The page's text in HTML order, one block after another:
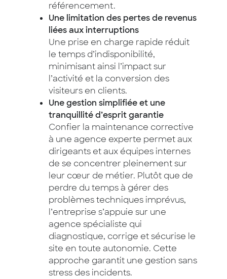
référencement.
Une limitation des pertes de revenus
liées aux interruptions
Une prise en charge rapide réduit
le temps d’indisponibilité,
minimisant ainsi l’impact sur
l’activité et la conversion des
visiteurs en clients.
Une gestion simplifiée et une
tranquillité d’esprit garantie
Confier la maintenance corrective
à une agence experte permet aux
dirigeants et aux équipes internes
de se concentrer pleinement sur
leur cœur de métier. Plutôt que de
perdre du temps à gérer des
problèmes techniques imprévus,
l’entreprise s’appuie sur une
agence spécialiste qui
diagnostique, corrige et sécurise le
site en toute autonomie. Cette
approche garantit une gestion sans
stress des incidents.